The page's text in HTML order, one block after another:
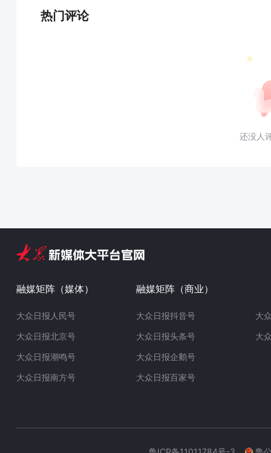
热门评论
还没人
融媒矩阵（媒体）
大众日报人民号
大众日报北京号
大众日报潮鸣号
大众日报南方号
融媒矩阵（商业）
大众日报抖音号
大众日报头条号
大众日报企鹅号
大众日报百家号
大
大